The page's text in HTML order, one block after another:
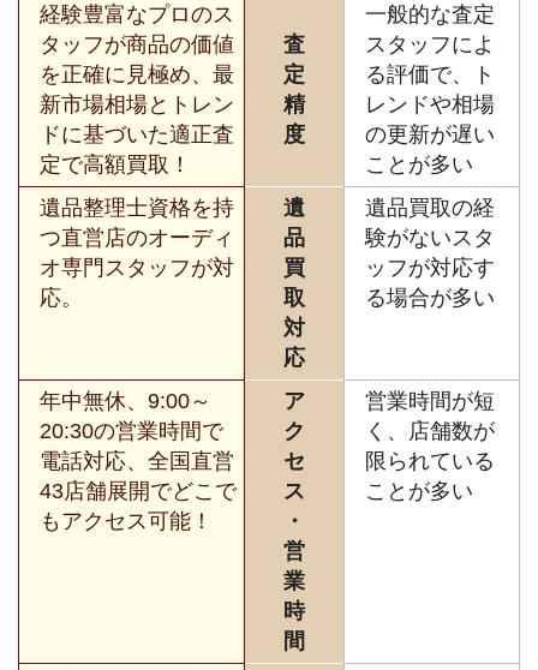
経験豊富なプロのス
タッフが商品の価値
を正確に見極め、最
新市場相場とトレン
ドに基づいた適正査
定で高額買取！
査
定
精
度
一般的な査定
スタッフによ
る評価で、ト
レンドや相場
の更新が遅い
ことが多い
遺品整理士資格を持
つ直営店のオーディ
オ専門スタッフが対
応。
遺
品
買
取
対
応
遺品買取の経
験がないスタ
ッフが対応す
る場合が多い
年中無休、9:00～
20:30の営業時間で
電話対応、全国直営
43店舗展開でどこで
もアクセス可能！
ア
ク
セ
ス
・
営
業
時
間
営業時間が短
く、店舗数が
限られている
ことが多い